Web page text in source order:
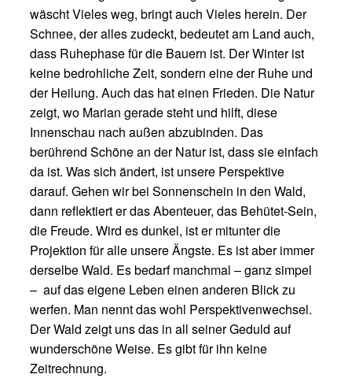
wäscht Vieles weg, bringt auch Vieles herein. Der
Schnee, der alles zudeckt, bedeutet am Land auch,
dass Ruhephase für die Bauern ist. Der Winter ist
keine bedrohliche Zeit, sondern eine der Ruhe und
der Heilung. Auch das hat einen Frieden. Die Natur
zeigt, wo Marian gerade steht und hilft, diese
Innenschau nach außen abzubinden. Das
berührend Schöne an der Natur ist, dass sie einfach
da ist. Was sich ändert, ist unsere Perspektive
darauf. Gehen wir bei Sonnenschein in den Wald,
dann reflektiert er das Abenteuer, das Behütet-Sein,
die Freude. Wird es dunkel, ist er mitunter die
Projektion für alle unsere Ängste. Es ist aber immer
derselbe Wald. Es bedarf manchmal – ganz simpel
– auf das eigene Leben einen anderen Blick zu
werfen. Man nennt das wohl Perspektivenwechsel.
Der Wald zeigt uns das in all seiner Geduld auf
wunderschöne Weise. Es gibt für ihn keine
Zeitrechnung.